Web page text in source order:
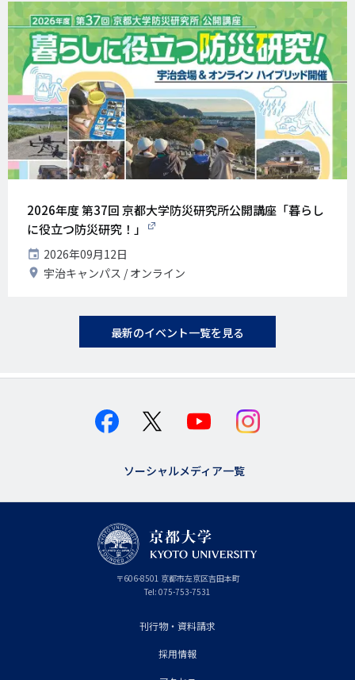
2026年度 第37回 京都大学防災研究所公開講座「暮らし
に役立つ防災研究！」
開
催
日
2026年09月12日
開 宇治キャンパス オンライン
最新のイベント一覧を見る
ソーシャルメディア一覧
〒606-8501 京
都
府
京都市左京区吉田本町
Tel: 075-753-7531
刊行物・資料請求
採用情報